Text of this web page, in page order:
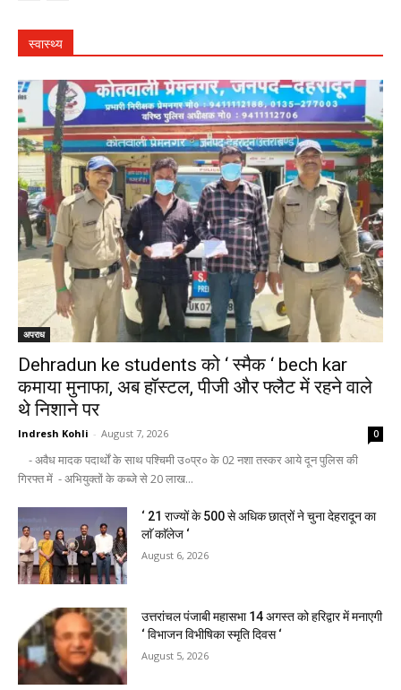
स्वास्थ्य
अपराध
Dehradun ke students को ‘ स्मैक ‘ bech kar
कमाया मुनाफा, अब हॉस्टल, पीजी और फ्लैट में रहने वाले
थे निशाने पर
Indresh Kohli - August 7, 2026 0
- अवैध मादक पदार्थों के साथ पश्चिमी उ०प्र० के 02 नशा तस्कर आये दून पुलिस की
गिरफ्त में - अभियुक्तों के कब्जे से 20 लाख...
‘ 21 राज्यों के 500 से अधिक छात्रों ने चुना देहरादून का
लाॅ काॅलेज ‘
August 6, 2026
उत्तरांचल पंजाबी महासभा 14 अगस्त को हरिद्वार में मनाएगी
‘ विभाजन विभीषिका स्मृति दिवस ‘
August 5, 2026